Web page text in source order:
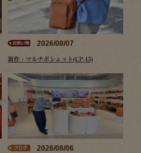
2026/08/07
新作：マルチポシェット(CP-15)
2026/08/06